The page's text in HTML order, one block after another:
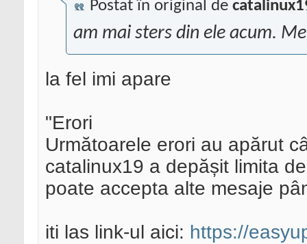
Postat în original de
am mai sters din ele acum.
la fel imi apare
"Erori
Următoarele erori au apărut
catalinux19 a depășit limita
poate accepta alte mesaje
iti las link-ul aici: https://